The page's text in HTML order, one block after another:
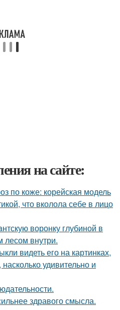
на сайте:
по коже: корейская модель
что вколола себе в лицо
воронку глубиной в
лесом внутри.
видеть его на картинках,
удивительно и
здравого смысла.